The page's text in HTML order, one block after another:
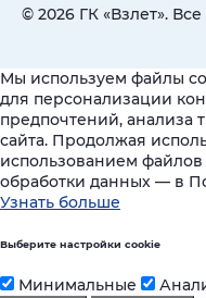
© 2026 ГК «Взлет».
Мы используем файлы
для персонализации
предпочтений, анализа
сайта. Продолжая
использованием
обработки данных — в
Узнать больше
Выберите настройки cookie
Минимальные